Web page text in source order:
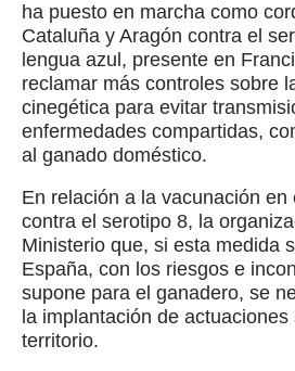
ha puesto en marcha como
Cataluña y Aragón contra el
lengua azul, presente en
reclamar más controles sobre
cinegética para evitar
enfermedades compartidas,
al ganado doméstico.
En relación a la vacunación
contra el serotipo 8, la
Ministerio que, si esta medida
España, con los riesgos e
supone para el ganadero, se
la implantación de
territorio.